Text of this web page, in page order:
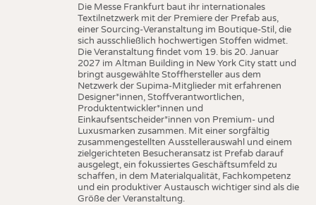
Die Messe Frankfurt baut ihr internationales
Textilnetzwerk mit der Premiere der Prefab aus,
einer Sourcing-Veranstaltung im Boutique-Stil, die
sich ausschließlich hochwertigen Stoffen widmet.
Die Veranstaltung findet vom 19. bis 20. Januar
2027 im Altman Building in New York City statt und
bringt ausgewählte Stoffhersteller aus dem
Netzwerk der Supima-Mitglieder mit erfahrenen
Designer*innen, Stoffverantwortlichen,
Produktentwickler*innen und
Einkaufsentscheider*innen von Premium- und
Luxusmarken zusammen. Mit einer sorgfältig
zusammengestellten Ausstellerauswahl und einem
zielgerichteten Besucheransatz ist Prefab darauf
ausgelegt, ein fokussiertes Geschäftsumfeld zu
schaffen, in dem Materialqualität, Fachkompetenz
und ein produktiver Austausch wichtiger sind als die
Größe der Veranstaltung.